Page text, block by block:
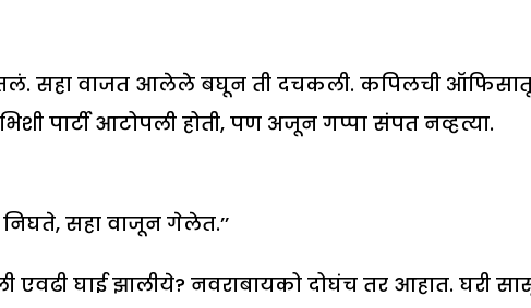
सहा वाजत आलेले बघून ती दचकली. कपिलची
पार्टी आटोपली होती, पण अजून गप्पा संपत नव्हत्या.
सहा वाजून गेलेत.’’
घाई झालीये? नवराबायको दोघंच तर आहात. घरी